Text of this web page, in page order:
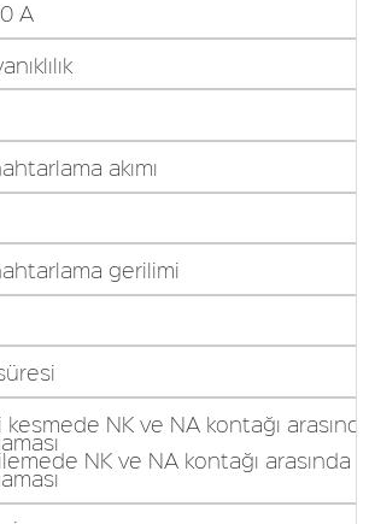
A
akımı
gerilimi
kesmede NK ve NA kontağı
NK ve NA kontağı arasında